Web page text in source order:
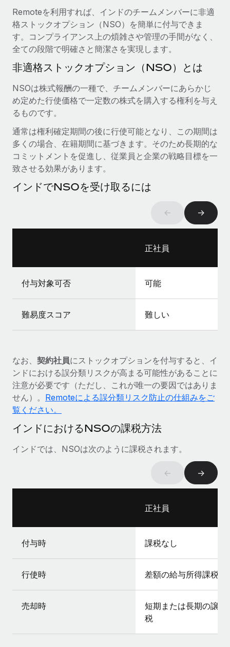
候補者の選考プロセスをシンプルに
Compliance Watchtower
コンプライアンスリスクを先回りして対応
デバイス管理
ITデバイスを世界規模で提供・管理
法人設立
法令順守した法人をスピーディに設立
移住・転勤
従業員の異動をスムーズに
従業員の福利厚生を簡単に管理
すべてのリソースを表示する
ブログ
グローバル給与処理
EORおよびPEO
契約社員管理
税務
ブログを読む
ブログ
Remoteの製品アップデート：GustoとXeroの統合お
よびContractor Management Plus（契約社員管理
プラス）
Remoteの使命は、世界のどこにいても、あらゆる規模の企業が
スしました。...
給与, 賃金は詐欺の特に魅力的な標的です。多額の資金がシステ
ム間で頻繁に移動しているためです。このため、自社のビジネス
を保護することは極めて重要です。...
詳細を見る
Remoteを利用すれば、インドのチームメンバーに非適
格ストックオプション（NSO）を簡単に付与できま
す。コンプライアンス上の煩雑さや管理の手間がなく、
全ての段階で明確さと簡潔さを実現します。
非適格ストックオプション（NSO）とは
NSOは株式報酬の一種で、チームメンバーにあらかじ
め定めた行使価格で一定数の株式を購入する権利を与え
るものです。
通常は権利確定期間の後に行使可能となり、この期間は
多くの場合、在籍期間に基づきます。そのため長期的な
コミットメントを促進し、従業員と企業の戦略目標を一
致させる効果があります。
インドでNSOを受け取るには
← →
正社員
付与対象可否 可能
難易度スコア 難しい
なお、 契約社員にストックオプションを付与すると、イ
ンドにおける誤分類リスクが高まる可能性があることに
注意が必要です（ただし、これが唯一の要因ではありま
せん）。 Remoteによる誤分類リスク防止の仕組みをご
覧ください。
インドにおけるNSOの課税方法
インドでは、NSOは次のように課税されます。
← →
正社員
付与時 課税なし
行使時 差額の給与所得課税
売却時
短期または長期の譲渡
税